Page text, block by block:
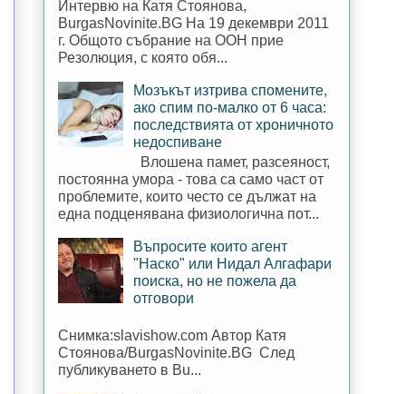
Интервю на Катя Стоянова,
BurgasNovinite.BG На 19 декември 2011
г. Общото събрание на ООН прие
Резолюция, с която обя...
Мозъкът изтрива спомените,
ако спим по-малко от 6 часа:
последствията от хроничното
недоспиване
Влошена памет, разсеяност,
постоянна умора - това са само част от
проблемите, които често се дължат на
една подценявана физиологична пот...
Въпросите които агент
"Наско" или Нидал Алгафари
поиска, но не пожела да
отговори
Снимка:slavishow.com Автор Катя
Стоянова/BurgasNovinite.BG След
публикуването в Bu...